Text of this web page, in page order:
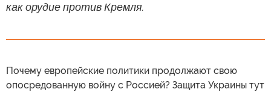
как орудие против Кремля.
Почему европейские политики продолжают свою
опосредованную войну с Россией? Защита Украины тут